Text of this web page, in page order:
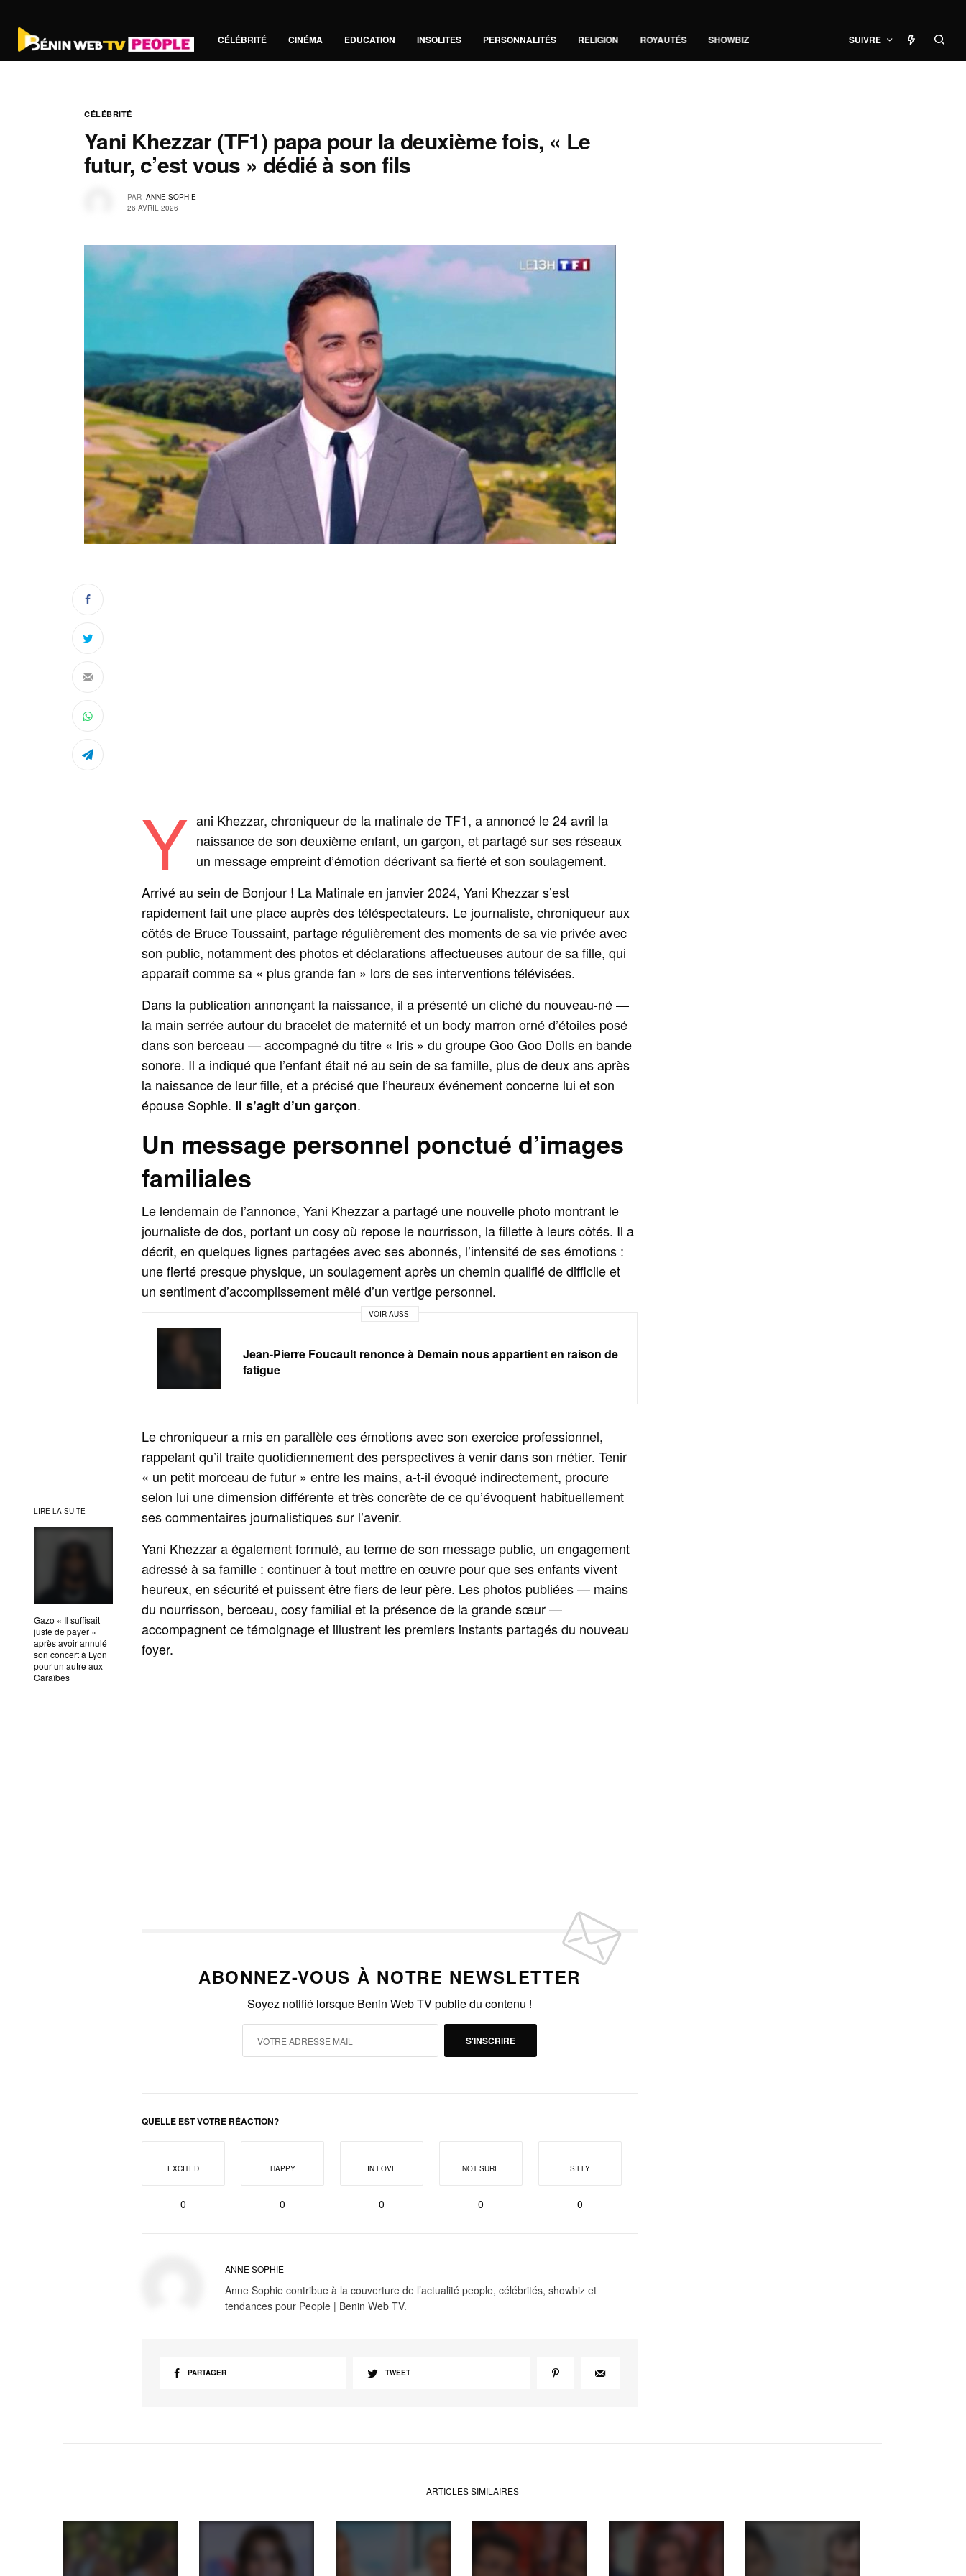
CÉLÉBRITÉ CINÉMA EDUCATION INSOLITES PERSONNALITÉS RELIGION ROYAUTÉS SHOWBIZ SUIVRE
CÉLÉBRITÉ
Yani Khezzar (TF1) papa pour la deuxième fois, « Le
futur, c’est vous » dédié à son fils
PAR ANNE SOPHIE
26 AVRIL 2026
LIRE LA SUITE
Gazo « Il suffisait
juste de payer »
après avoir annulé
son concert à Lyon
pour un autre aux
Caraïbes
Y ani Khezzar, chroniqueur de la matinale de TF1, a annoncé le 24 avril la
naissance de son deuxième enfant, un garçon, et partagé sur ses réseaux
un message empreint d’émotion décrivant sa fierté et son soulagement.
Arrivé au sein de Bonjour ! La Matinale en janvier 2024, Yani Khezzar s’est
rapidement fait une place auprès des téléspectateurs. Le journaliste, chroniqueur aux
côtés de Bruce Toussaint, partage régulièrement des moments de sa vie privée avec
son public, notamment des photos et déclarations affectueuses autour de sa fille, qui
apparaît comme sa « plus grande fan » lors de ses interventions télévisées.
Dans la publication annonçant la naissance, il a présenté un cliché du nouveau-né —
la main serrée autour du bracelet de maternité et un body marron orné d’étoiles posé
dans son berceau — accompagné du titre « Iris » du groupe Goo Goo Dolls en bande
sonore. Il a indiqué que l’enfant était né au sein de sa famille, plus de deux ans après
la naissance de leur fille, et a précisé que l’heureux événement concerne lui et son
épouse Sophie. Il s’agit d’un garçon.
Un message personnel ponctué d’images
familiales
Le lendemain de l’annonce, Yani Khezzar a partagé une nouvelle photo montrant le
journaliste de dos, portant un cosy où repose le nourrisson, la fillette à leurs côtés. Il a
décrit, en quelques lignes partagées avec ses abonnés, l’intensité de ses émotions :
une fierté presque physique, un soulagement après un chemin qualifié de difficile et
un sentiment d’accomplissement mêlé d’un vertige personnel.
VOIR AUSSI
Jean-Pierre Foucault renonce à Demain nous appartient en raison de
fatigue
Le chroniqueur a mis en parallèle ces émotions avec son exercice professionnel,
rappelant qu’il traite quotidiennement des perspectives à venir dans son métier. Tenir
« un petit morceau de futur » entre les mains, a‑t‑il évoqué indirectement, procure
selon lui une dimension différente et très concrète de ce qu’évoquent habituellement
ses commentaires journalistiques sur l’avenir.
Yani Khezzar a également formulé, au terme de son message public, un engagement
adressé à sa famille : continuer à tout mettre en œuvre pour que ses enfants vivent
heureux, en sécurité et puissent être fiers de leur père. Les photos publiées — mains
du nourrisson, berceau, cosy familial et la présence de la grande sœur —
accompagnent ce témoignage et illustrent les premiers instants partagés du nouveau
foyer.
ABONNEZ-VOUS À NOTRE NEWSLETTER
Soyez notifié lorsque Benin Web TV publie du contenu !
S'INSCRIRE
QUELLE EST VOTRE RÉACTION?
EXCITED
0
HAPPY
0
IN LOVE
0
NOT SURE
0
SILLY
0
ANNE SOPHIE
Anne Sophie contribue à la couverture de l’actualité people, célébrités, showbiz et
tendances pour People | Benin Web TV.
PARTAGER TWEET
ARTICLES SIMILAIRES